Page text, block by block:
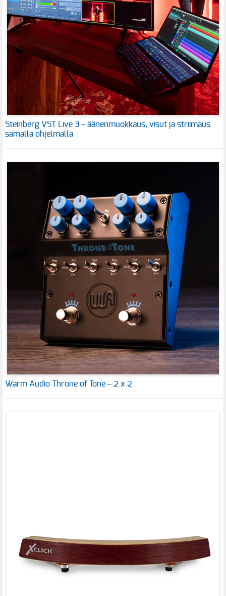
Steinberg VST Live 3 – äänenmuokkaus, visut ja striimaus
samalla ohjelmalla
Warm Audio Throne of Tone – 2 x 2